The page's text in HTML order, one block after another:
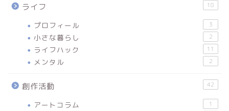
ライフ 18
プロフィール 3
小さな暮らし 2
ライフハック 11
メンタル 2
創作活動 42
アートコラム 1